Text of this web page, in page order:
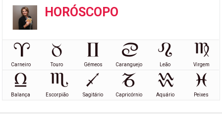
HORÓSCOPO
Carneiro Touro Gémeos Caranguejo Leão Virgem
Balança Escorpião Sagitário Capricórnio Aquário Peixes